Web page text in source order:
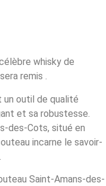
whisky de
remis .
outil de qualité
et sa robustesse.
des-Cots, situé en
incarne le savoir-
Saint-Amans-des-